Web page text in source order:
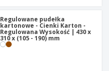
Regulowane pudełka
kartonowe - Cienki Karton -
Regulowana Wysokość | 430 x
310 x (105 - 190) mm